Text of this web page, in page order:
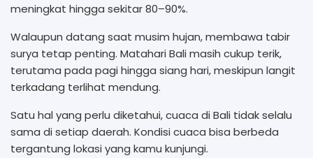
meningkat hingga sekitar 80–90%.
Walaupun datang saat musim hujan, membawa tabir
surya tetap penting. Matahari Bali masih cukup terik,
terutama pada pagi hingga siang hari, meskipun langit
terkadang terlihat mendung.
Satu hal yang perlu diketahui, cuaca di Bali tidak selalu
sama di setiap daerah. Kondisi cuaca bisa berbeda
tergantung lokasi yang kamu kunjungi.